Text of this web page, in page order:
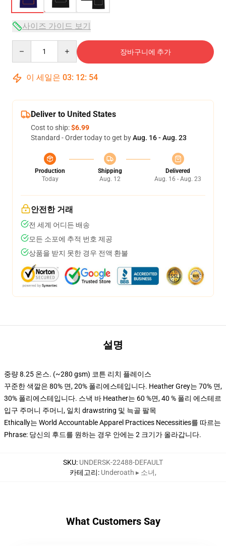
사이즈 가이드 보기
장바구니에 추가
이 세일은 03: 12: 54
Deliver to United States
Cost to ship:$6.99
Standard - Order today to get byAug. 16 - Aug. 23
Production
Today
Shipping
Aug. 12
Delivered
Aug. 16 - Aug. 23
안전한 거래
전 세계 어디든 배송
모든 소포에 추적 번호 제공
상품을 받지 못한 경우 전액 환불
설명
중량 8.25 온스. (~280 gsm) 코튼 리치 플레이스
꾸준한 색깔은 80% 면, 20% 폴리에스테입니다. Heather Grey는 70% 면,
30% 폴리에스테입니다. 스낵 바 Heather는 60 %면, 40 % 폴리 에스테르
입구 주머니 주머니, 일치 drawstring 및 늑골 팔목
Ethically는 World Accountable Apparel Practices Necessities를 따르는
Phrase: 당신의 후드를 원하는 경우 안에는 2 크기가 올라갑니다.
SKU: UNDERSK-22488-DEFAULT
카테고리: Underoath ▸ 소녀,
What Customers Say